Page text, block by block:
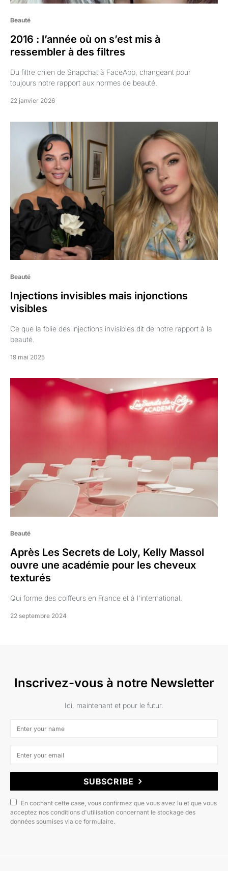
Beauté
2016 : l’année où on s’est mis à
ressembler à des filtres
Du filtre chien de Snapchat à FaceApp, changeant pour
toujours notre rapport aux normes de beauté.
22 janvier 2026
Beauté
Injections invisibles mais injonctions
visibles
Ce que la folie des injections invisibles dit de notre rapport à la
beauté.
19 mai 2025
Beauté
Après Les Secrets de Loly, Kelly Massol
ouvre une académie pour les cheveux
texturés
Qui forme des coiffeurs en France et à l'international.
22 septembre 2024
Inscrivez-vous à notre Newsletter
Ici, maintenant et pour le futur.
SUBSCRIBE
En cochant cette case, vous confirmez que vous avez lu et que vous
acceptez nos conditions d'utilisation concernant le stockage des
données soumises via ce formulaire.